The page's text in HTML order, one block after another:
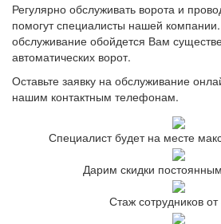
Регулярно обслуживать ворота и
помогут специалисты нашей
обслуживание обойдется Вам
автоматических ворот.
Оставьте заявку на обслуживание
нашим контактным телефонам.
Специалист будет на месте
Дарим скидки
Стаж сотрудников